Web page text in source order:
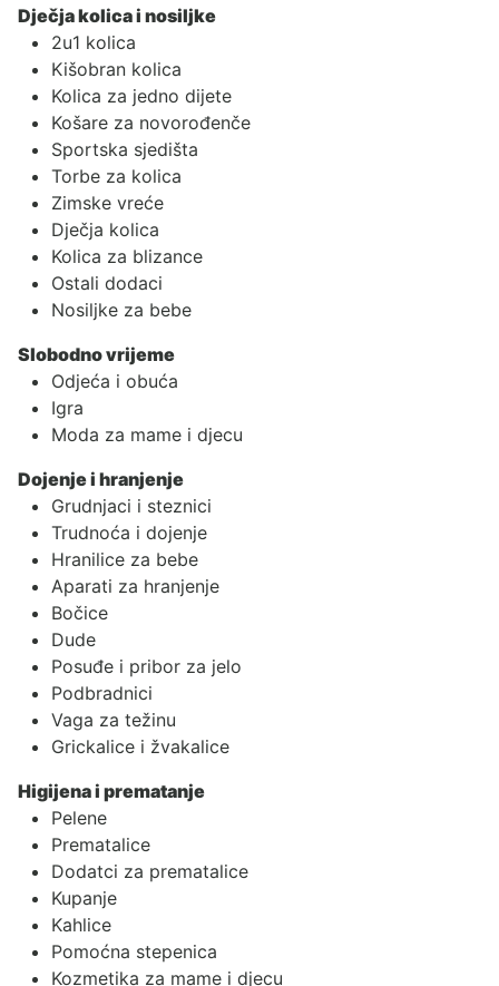
Dječja kolica i nosiljke
2u1 kolica
Kišobran kolica
Kolica za jedno dijete
Košare za novorođenče
Sportska sjedišta
Torbe za kolica
Zimske vreće
Dječja kolica
Kolica za blizance
Ostali dodaci
Nosiljke za bebe
Slobodno vrijeme
Odjeća i obuća
Igra
Moda za mame i djecu
Dojenje i hranjenje
Grudnjaci i steznici
Trudnoća i dojenje
Hranilice za bebe
Aparati za hranjenje
Bočice
Dude
Posuđe i pribor za jelo
Podbradnici
Vaga za težinu
Grickalice i žvakalice
Higijena i prematanje
Pelene
Prematalice
Dodatci za prematalice
Kupanje
Kahlice
Pomoćna stepenica
Kozmetika za mame i djecu